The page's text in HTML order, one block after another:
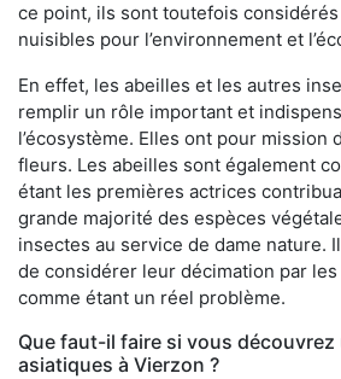
ce point, ils sont toutefois
nuisibles pour l’environnement et
En effet, les abeilles et les autres
remplir un rôle important et
l’écosystème. Elles ont pour mission
fleurs. Les abeilles sont également
étant les premières actrices
grande majorité des espèces
insectes au service de dame nature.
de considérer leur décimation par
comme étant un réel problème.
Que faut-il faire si vous
asiatiques à Vierzon ?